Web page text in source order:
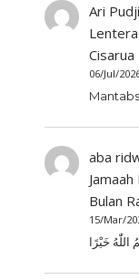
Ari Pudji
Cisarua
06/Jul/
aba
Bulan
15/Mar/
اللّٰهُ خَيْرًا